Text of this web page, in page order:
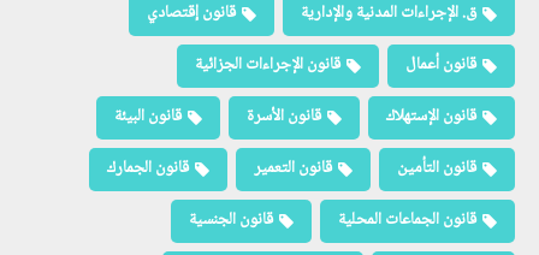
ق. الإجراءات المدنية والإدارية
قانون إقتصادي
قانون أعمال
قانون الإجراءات الجزائية
قانون الإستهلاك
قانون الأسرة
قانون البيئة
قانون التأمين
قانون التعمير
قانون الجمارك
قانون الجماعات المحلية
قانون الجنسية